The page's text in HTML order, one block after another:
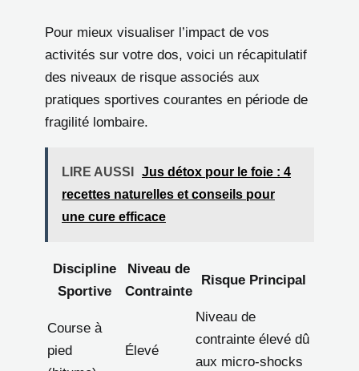
Pour mieux visualiser l’impact de vos
activités sur votre dos, voici un récapitulatif
des niveaux de risque associés aux
pratiques sportives courantes en période de
fragilité lombaire.
LIRE AUSSI
Jus détox pour le foie : 4
recettes naturelles et conseils pour
une cure efficace
Discipline
Sportive
Niveau de
Contrainte
Risque Principal
Course à
pied
Élevé
Niveau de
contrainte élevé dû
aux micro-shocks